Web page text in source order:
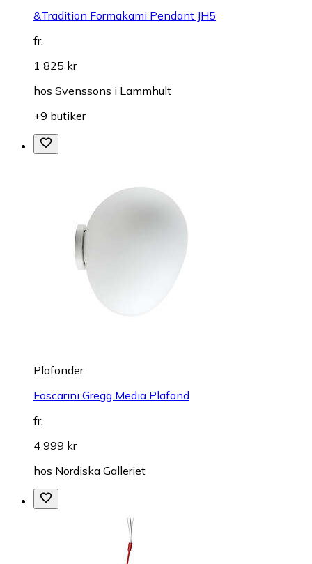
&Tradition Formakami Pendant JH5
fr.
1 825 kr
hos Svenssons i Lammhult
+9 butiker
Plafonder
Foscarini Gregg Media Plafond
fr.
4 999 kr
hos Nordiska Galleriet